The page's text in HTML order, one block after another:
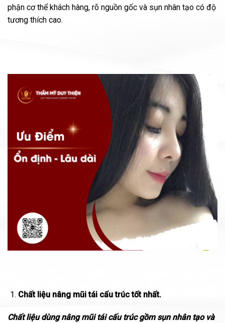
phận cơ thể khách hàng, rõ nguồn gốc và sụn nhân tạo có độ
tương thích cao.
Chất liệu nâng mũi tái cấu trúc tốt nhất.
Chất liệu dùng nâng mũi tái cấu trúc gồm sụn nhân tạo và